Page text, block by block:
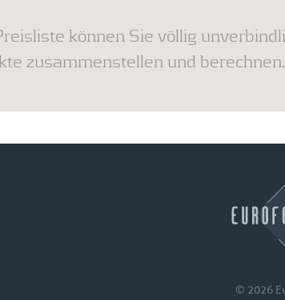
können Sie völlig
zusammenstellen und berechnen.
© 2026